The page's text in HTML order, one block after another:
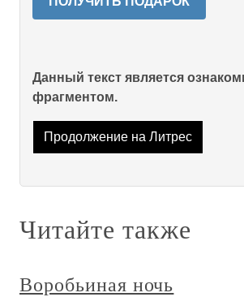
Данный текст является
фрагментом.
Продолжение на Литрес
Читайте также
Воробьиная ночь